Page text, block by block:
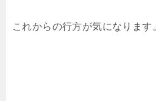
これからの行方が気になります。